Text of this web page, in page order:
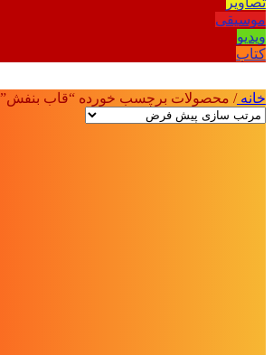
موسیقی
ویدیو
کتاب
خانه/ محصولات برچسب خورده “قاب بنفش”